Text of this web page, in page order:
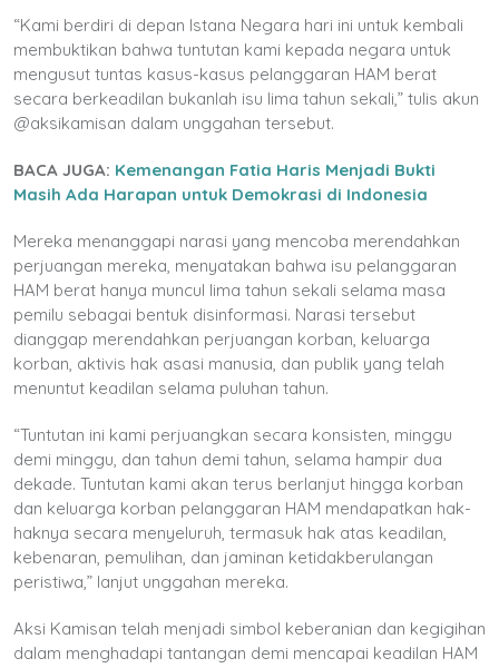
“Kami berdiri di depan Istana Negara hari ini untuk kembali
membuktikan bahwa tuntutan kami kepada negara untuk
mengusut tuntas kasus-kasus pelanggaran HAM berat
secara berkeadilan bukanlah isu lima tahun sekali,” tulis akun
@aksikamisan dalam unggahan tersebut.
BACA JUGA: Kemenangan Fatia Haris Menjadi Bukti
Masih Ada Harapan untuk Demokrasi di Indonesia
Mereka menanggapi narasi yang mencoba merendahkan
perjuangan mereka, menyatakan bahwa isu pelanggaran
HAM berat hanya muncul lima tahun sekali selama masa
pemilu sebagai bentuk disinformasi. Narasi tersebut
dianggap merendahkan perjuangan korban, keluarga
korban, aktivis hak asasi manusia, dan publik yang telah
menuntut keadilan selama puluhan tahun.
“Tuntutan ini kami perjuangkan secara konsisten, minggu
demi minggu, dan tahun demi tahun, selama hampir dua
dekade. Tuntutan kami akan terus berlanjut hingga korban
dan keluarga korban pelanggaran HAM mendapatkan hak-
haknya secara menyeluruh, termasuk hak atas keadilan,
kebenaran, pemulihan, dan jaminan ketidakberulangan
peristiwa,” lanjut unggahan mereka.
Aksi Kamisan telah menjadi simbol keberanian dan kegigihan
dalam menghadapi tantangan demi mencapai keadilan HAM